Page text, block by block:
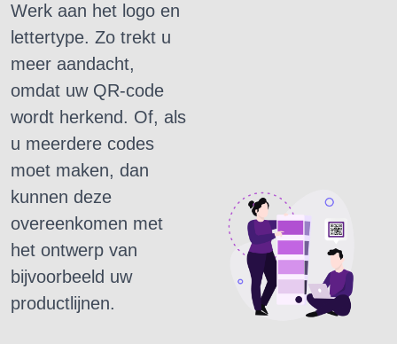
Werk aan het logo en
lettertype. Zo trekt u
meer aandacht,
omdat uw QR-code
wordt herkend. Of, als
u meerdere codes
moet maken, dan
kunnen deze
overeenkomen met
het ontwerp van
bijvoorbeeld uw
productlijnen.